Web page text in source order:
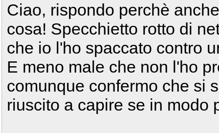
Ciao, rispondo perchè
cosa! Specchietto rotto di
che io l'ho spaccato contro
E meno male che non l'ho
comunque confermo che si
riuscito a capire se in modo